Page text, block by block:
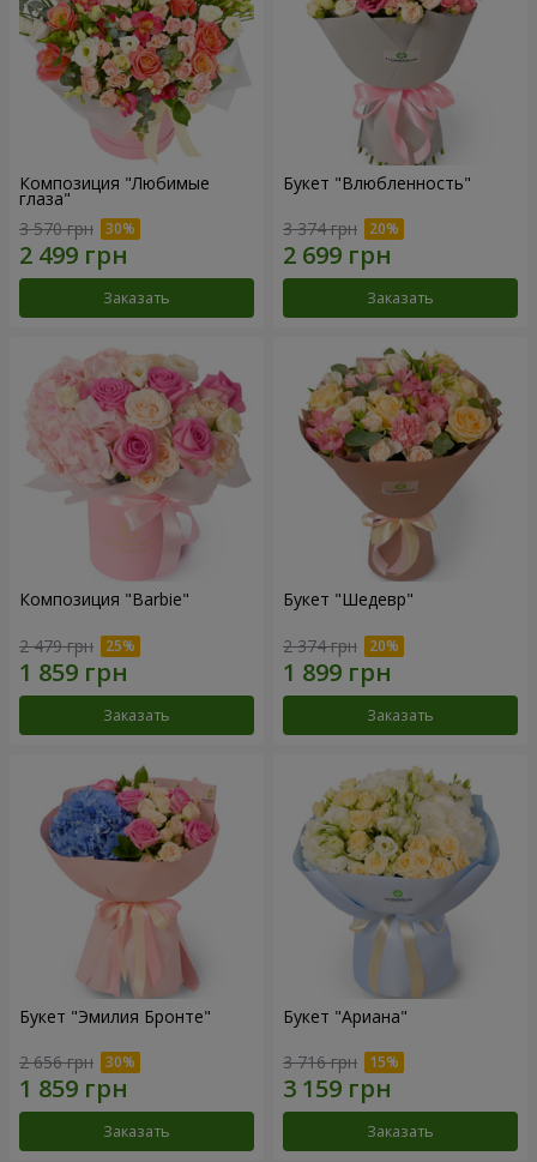
Композиция "Любимые
глаза"
3 570 грн
Заказать
Букет "Влюбленность"
3 374 грн
Заказать
Композиция "Barbie"
2 479 грн
Заказать
Букет "Шедевр"
2 374 грн
Заказать
Букет "Эмилия Бронте"
2 656 грн
Заказать
Букет "Ариана"
3 716 грн
Заказать